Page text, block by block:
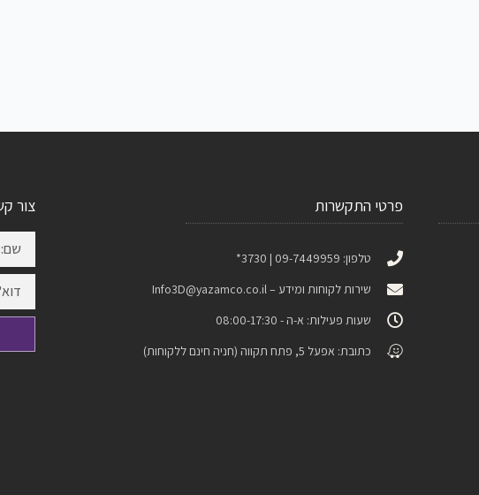
פרטי התקשרות
טלפון: 09-7449959 | 3730*
שירות לקוחות ומידע –Info3D@yazamco.co.il
שעות פעילות: א-ה - 08:00-17:30
כתובת: אפעל 5, פתח תקווה (חניה חינם ללקוחות)
צור